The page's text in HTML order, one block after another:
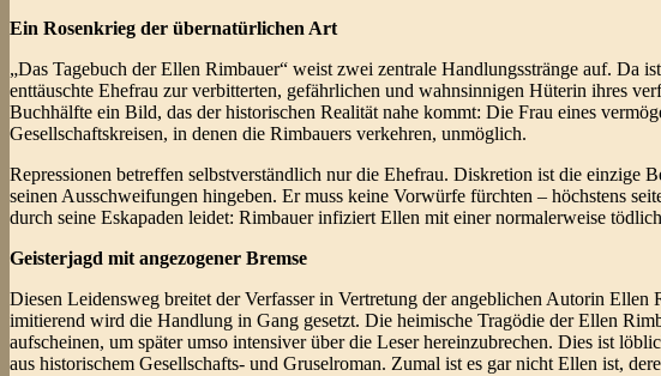
Ein Rosenkrieg der übernatürlichen Art
„Das Tagebuch der Ellen Rimbauer“ weist zwei zentrale Handlungsstränge auf. Da
enttäuschte Ehefrau zur verbitterten, gefährlichen und wahnsinnigen Hüterin ihres
Buchhälfte ein Bild, das der historischen Realität nahe kommt: Die Frau eines
Gesellschaftskreisen, in denen die Rimbauers verkehren, unmöglich.
Repressionen betreffen selbstverständlich nur die Ehefrau. Diskretion ist die
seinen Ausschweifungen hingeben. Er muss keine Vorwürfe fürchten – höchstens
durch seine Eskapaden leidet: Rimbauer infiziert Ellen mit einer normalerweise
Geisterjagd mit angezogener Bremse
Diesen Leidensweg breitet der Verfasser in Vertretung der angeblichen Autorin
imitierend wird die Handlung in Gang gesetzt. Die heimische Tragödie der Ellen
aufscheinen, um später umso intensiver über die Leser hereinzubrechen. Dies ist
aus historischem Gesellschafts- und Gruselroman. Zumal ist es gar nicht Ellen ist,